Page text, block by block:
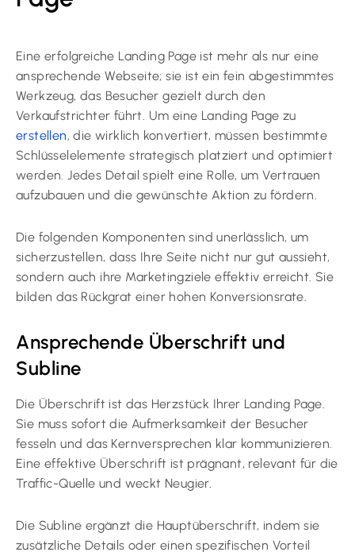
Eine erfolgreiche Landing Page ist mehr als nur eine
ansprechende Webseite; sie ist ein fein abgestimmtes
Werkzeug, das Besucher gezielt durch den
Verkaufstrichter führt. Um eine Landing Page zu
erstellen, die wirklich konvertiert, müssen bestimmte
Schlüsselelemente strategisch platziert und optimiert
werden. Jedes Detail spielt eine Rolle, um Vertrauen
aufzubauen und die gewünschte Aktion zu fördern.
Die folgenden Komponenten sind unerlässlich, um
sicherzustellen, dass Ihre Seite nicht nur gut aussieht,
sondern auch ihre Marketingziele effektiv erreicht. Sie
bilden das Rückgrat einer hohen Konversionsrate.
Ansprechende Überschrift und
Subline
Die Überschrift ist das Herzstück Ihrer Landing Page.
Sie muss sofort die Aufmerksamkeit der Besucher
fesseln und das Kernversprechen klar kommunizieren.
Eine effektive Überschrift ist prägnant, relevant für die
Traffic-Quelle und weckt Neugier.
Die Subline ergänzt die Hauptüberschrift, indem sie
zusätzliche Details oder einen spezifischen Vorteil